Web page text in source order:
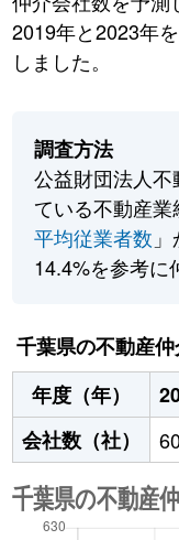
2019年と2023年
しました。
調査方法
公益財団法人
ている不動産業
平均従業者数
14.4%を参考に
千葉県の不動産仲
年度（年）
会社数（社）